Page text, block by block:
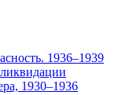
1936–1939
1930–1936